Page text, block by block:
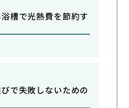
槽で光熱費を節約す
で失敗しないための